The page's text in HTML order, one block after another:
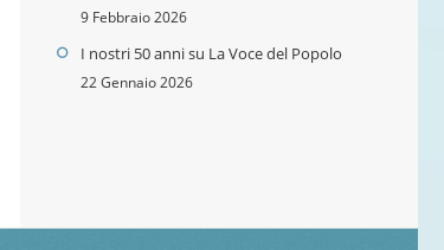
9 Febbraio 2026
I nostri 50 anni su La Voce del Popolo
22 Gennaio 2026